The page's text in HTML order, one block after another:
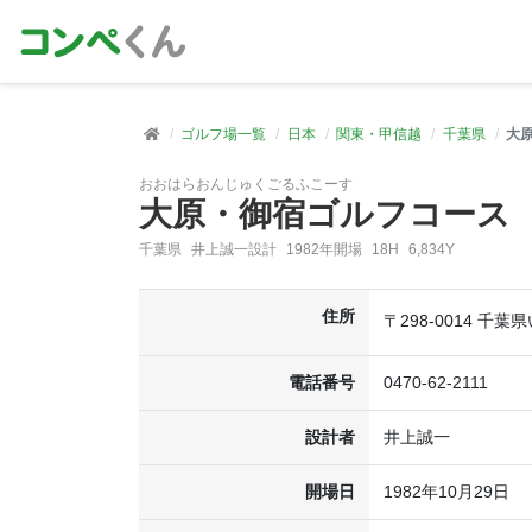
ゴルフ場一覧 日本 関東・甲信越 千葉県 大
おおはらおんじゅくごるふこーす
大原・御宿ゴルフコース
千葉県 井上誠一設計 1982年開場 18H 6,834Y
住所 〒298-0014 千葉
電話番号 0470-62-2111
設計者 井上誠一
開場日 1982年10月29日